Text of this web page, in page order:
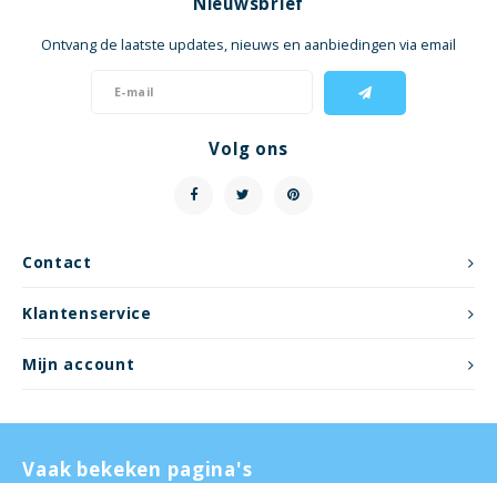
Contact
Ontvang de laatste updates, nieuws en aanbiedingen via email
Volg ons
Klantenservice
Mijn account
Vaak bekeken pagina's